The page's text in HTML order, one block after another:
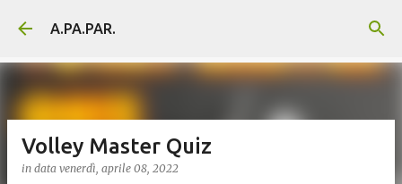
Passa ai contenuti principali
A.PA.PAR.
Volley Master Quiz
in data venerdì, aprile 08, 2022